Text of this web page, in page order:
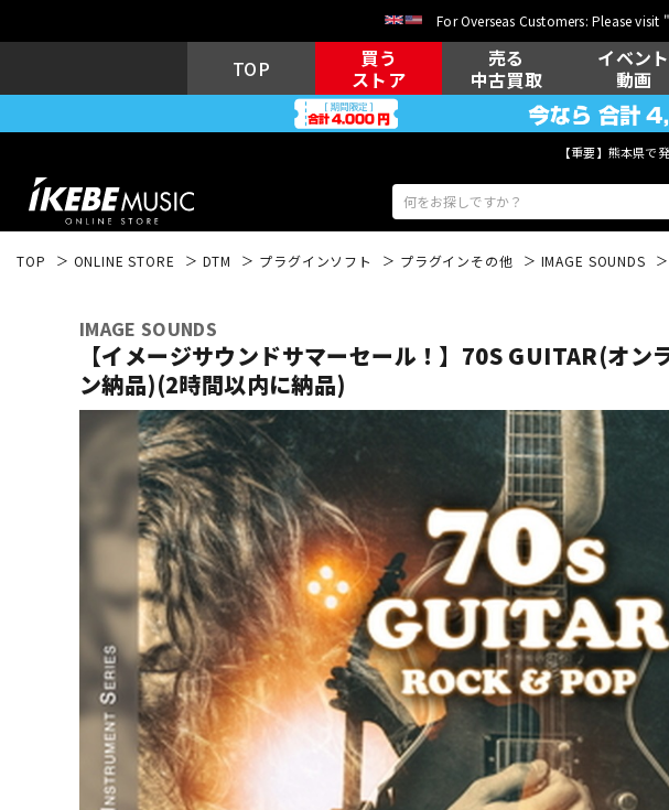
For Overseas Customers: Please visit "
TOP
買う
ストア
売る
中古買取
イベント
動画
【重要】熊本県で
キーボード 電子ピアノ 管楽器
DJ機器 DTM DTM オ
イン納品
中古 ヴィンテージ
TOP ONLINE STORE DTM プラグインソフト プラグインその他 IMAGE SOUNDS
IMAGE SOUNDS
【イメージサウンドサマーセール！】70S GUITAR(オン
ン納品)(2時間以内に納品)